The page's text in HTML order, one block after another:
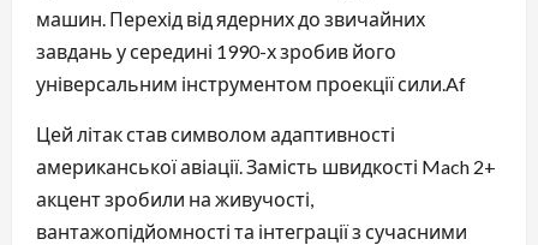
машин. Перехід від ядерних до звичайних
завдань у середині 1990-х зробив його
універсальним інструментом проекції сили.⁠Af
Цей літак став символом адаптивності
американської авіації. Замість швидкості Mach 2+
акцент зробили на живучості,
вантажопідйомності та інтеграції з сучасними